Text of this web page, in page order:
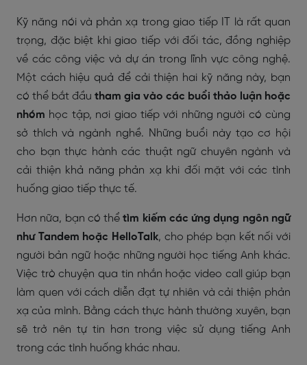
Kỹ năng nói và phản xạ trong giao tiếp IT là rất quan
trọng, đặc biệt khi giao tiếp với đối tác, đồng nghiệp
về các công việc và dự án trong lĩnh vực công nghệ.
Một cách hiệu quả để cải thiện hai kỹ năng này, bạn
có thể bắt đầu tham gia vào các buổi thảo luận hoặc
nhóm học tập, nơi giao tiếp với những người có cùng
sở thích và ngành nghề. Những buổi này tạo cơ hội
cho bạn thực hành các thuật ngữ chuyên ngành và
cải thiện khả năng phản xạ khi đối mặt với các tình
huống giao tiếp thực tế.
Hơn nữa, bạn có thểtìm kiếm các ứng dụng ngôn ngữ
như Tandem hoặc HelloTalk, cho phép bạn kết nối với
người bản ngữ hoặc những người học tiếng Anh khác.
Việc trò chuyện qua tin nhắn hoặc video call giúp bạn
làm quen với cách diễn đạt tự nhiên và cải thiện phản
xạ của mình. Bằng cách thực hành thường xuyên, bạn
sẽ trở nên tự tin hơn trong việc sử dụng tiếng Anh
trong các tình huống khác nhau.